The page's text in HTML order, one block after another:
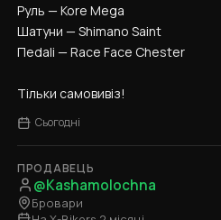
Руль — Kore Mega
Шатуни — Shimano Saint
Пеdalі — Race Face Chester
Тільки самовивіз!
Сьогодні
ПРОДАВЕЦЬ
@Kashamolochna
Бровари